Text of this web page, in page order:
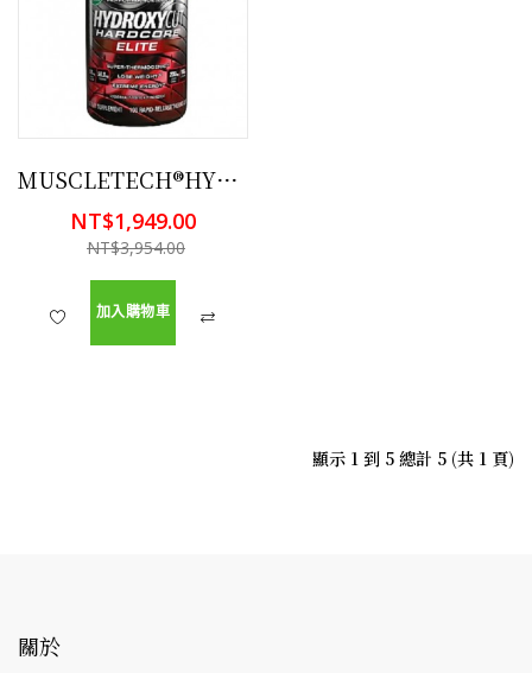
MUSCLETECH®HYDROXYCUT HARDCORE ELITE 燃脂精華配方 100顆 有益瘦身減肥
NT$1,949.00
NT$3,954.00
加入購物車
顯示 1 到 5 總計 5 (共 1 頁)
關於